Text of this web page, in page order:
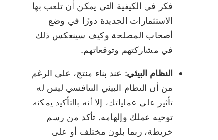
فكر في الكيفية التي يمكن أن تلعب بها
الاستثمارات الجديدة دورًا في وضع
أصحاب المصلحة وكيف سينعكس ذلك
في مشاركتهم وتوقعاتهم.
النظام البيئي: عند بناء منتج، على الرغم
من أن النظام البيئي التنافسي ليس له
تأثير على عملياتك، إلا أنه بالتأكيد يمكنه
توجيه عملك وإلهامه. تأكد من رسم
خريطة، ربما بلون مختلف أو على